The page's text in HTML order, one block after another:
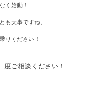
く始動！
も大事ですね。
りください！
ご相談ください！